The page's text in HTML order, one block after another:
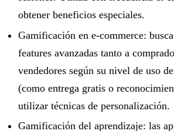
obtener beneficios especiales.
Gamificación en e-commerce:
features avanzadas tanto a
vendedores según su nivel de uso
(como entrega gratis o
utilizar técnicas de personalización.
Gamificación del aprendizaje: las